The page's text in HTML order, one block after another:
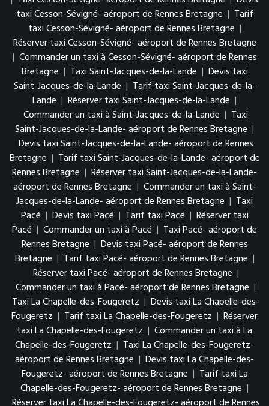
taxi Cesson-Sévigné- aéroport de Rennes Bretagne | Tarif
taxi Cesson-Sévigné- aéroport de Rennes Bretagne |
Réserver taxi Cesson-Sévigné- aéroport de Rennes Bretagne
| Commander un taxi à Cesson-Sévigné- aéroport de Rennes
Bretagne | Taxi Saint-Jacques-de-la-Lande | Devis taxi
Saint-Jacques-de-la-Lande | Tarif taxi Saint-Jacques-de-la-
Lande | Réserver taxi Saint-Jacques-de-la-Lande |
Commander un taxi à Saint-Jacques-de-la-Lande | Taxi
Saint-Jacques-de-la-Lande- aéroport de Rennes Bretagne |
Devis taxi Saint-Jacques-de-la-Lande- aéroport de Rennes
Bretagne | Tarif taxi Saint-Jacques-de-la-Lande- aéroport de
Rennes Bretagne | Réserver taxi Saint-Jacques-de-la-Lande-
aéroport de Rennes Bretagne | Commander un taxi à Saint-
Jacques-de-la-Lande- aéroport de Rennes Bretagne | Taxi
Pacé | Devis taxi Pacé | Tarif taxi Pacé | Réserver taxi
Pacé | Commander un taxi à Pacé | Taxi Pacé- aéroport de
Rennes Bretagne | Devis taxi Pacé- aéroport de Rennes
Bretagne | Tarif taxi Pacé- aéroport de Rennes Bretagne |
Réserver taxi Pacé- aéroport de Rennes Bretagne |
Commander un taxi à Pacé- aéroport de Rennes Bretagne |
Taxi La Chapelle-des-Fougeretz | Devis taxi La Chapelle-des-
Fougeretz | Tarif taxi La Chapelle-des-Fougeretz | Réserver
taxi La Chapelle-des-Fougeretz | Commander un taxi à La
Chapelle-des-Fougeretz | Taxi La Chapelle-des-Fougeretz-
aéroport de Rennes Bretagne | Devis taxi La Chapelle-des-
Fougeretz- aéroport de Rennes Bretagne | Tarif taxi La
Chapelle-des-Fougeretz- aéroport de Rennes Bretagne |